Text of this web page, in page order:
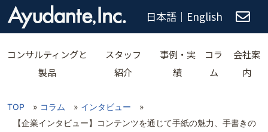
日本語 ｜ English
コンサルティングと
製品
スタッフ
紹介
事例・実
績
コラ
ム
会社案
内
TOP » コラム » インタビュー
»
【企業インタビュー】コンテンツを通じて手紙の魅力、手書きの